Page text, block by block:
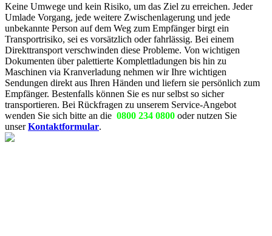
Keine Umwege und kein Risiko, um das Ziel zu erreichen. Jeder
Umlade Vorgang, jede weitere Zwischenlagerung und jede
unbekannte Person auf dem Weg zum Empfänger birgt ein
Transportrisiko, sei es vorsätzlich oder fahrlässig. Bei einem
Direkttransport verschwinden diese Probleme. Von wichtigen
Dokumenten über palettierte Komplettladungen bis hin zu
Maschinen via Kranverladung nehmen wir Ihre wichtigen
Sendungen direkt aus Ihren Händen und liefern sie persönlich zum
Empfänger. Bestenfalls können Sie es nur selbst so sicher
transportieren. Bei Rückfragen zu unserem Service-Angebot
wenden Sie sich bitte an die 0800 234 0800 oder nutzen Sie
unserKontaktformular.